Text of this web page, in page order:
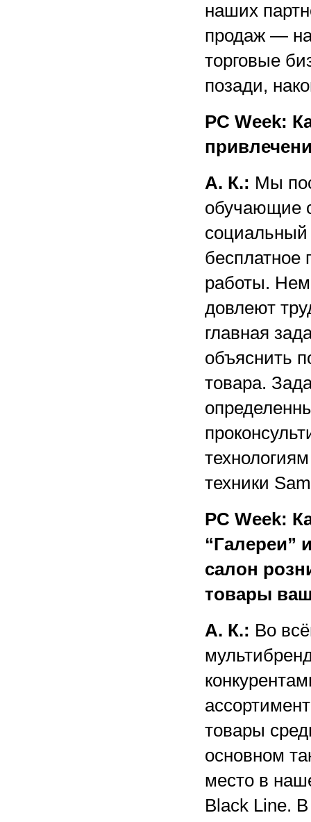
наших
продаж —
торговые
позади,
PC Week:
А. К.: Мы
обучающие
социальный
бесплатное
работы.
довлеют
главная
объяснить
товара.
техники
PC Week:
“Галереи”
салон
товары
А. К.: Во
товары
основном
место в
Black Line.